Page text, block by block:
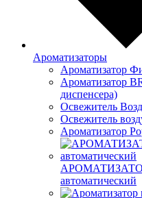
Ароматизаторы
Ароматизатор
Ароматизатор
диспенсера)
Освежитель
Освежитель
Ароматизатор
автоматический